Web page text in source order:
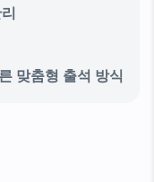
맞춤형 출석 방식